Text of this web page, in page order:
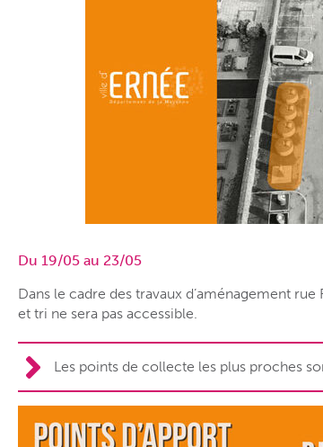
Du 19/05 au 23/05
Dans le cadre des travaux d’aménagement
et tri ne sera pas accessible.
Les points de collecte les plus proches